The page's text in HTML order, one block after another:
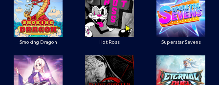
Smoking Dragon Hot Ross Superstar Sevens